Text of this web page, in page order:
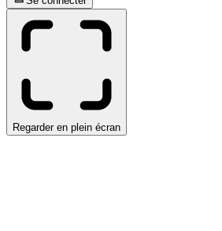
Regarder en plein écran